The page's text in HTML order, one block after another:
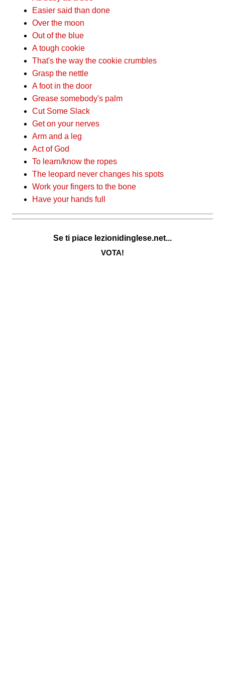
Easier said than done
Over the moon
Out of the blue
A tough cookie
That's the way the cookie crumbles
Grasp the nettle
A foot in the door
Grease somebody's palm
Cut Some Slack
Get on your nerves
Arm and a leg
Act of God
To learn/know the ropes
The leopard never changes his spots
Work your fingers to the bone
Have your hands full
Se ti piace lezionidinglese.net...
VOTA!